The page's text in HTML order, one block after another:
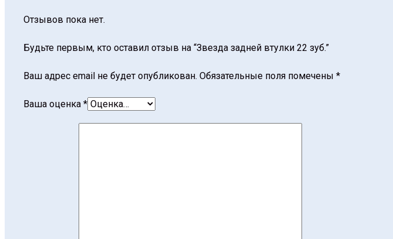
Отзывов пока нет.
Будьте первым, кто оставил отзыв на “Звезда задней втулки 22 зуб.”
Ваш адрес email не будет опубликован. Обязательные поля помечены *
Ваша оценка *